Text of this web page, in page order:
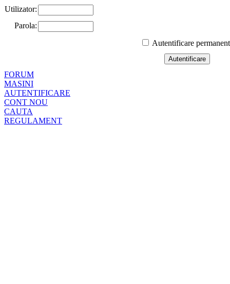
Utilizator:
Parola:
Autentificare
FORUM
MASINI
AUTENTIFICARE
CONT NOU
CAUTA
REGULAMENT